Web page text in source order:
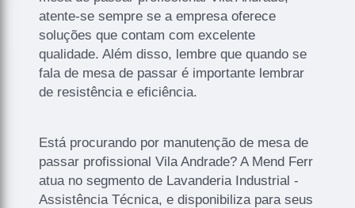
atente-se sempre se a empresa oferece
soluções que contam com excelente
qualidade. Além disso, lembre que quando se
fala de mesa de passar é importante lembrar
de resistência e eficiência.
Está procurando por manutenção de mesa de
passar profissional Vila Andrade? A Mend Ferr
atua no segmento de Lavanderia Industrial -
Assistência Técnica, e disponibiliza para seus